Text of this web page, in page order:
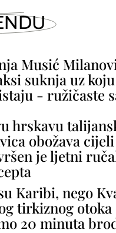
Musić
suknja uz
- ružičaste
hrskavu
obožava
je ljetni
Karibi, nego
tirkiznog otoka
20 minuta